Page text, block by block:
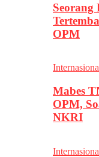
OPM
Mabes
OPM,
NKRI